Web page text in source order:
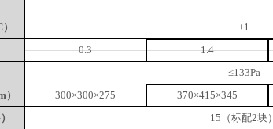
±1
0.3 1.4
≤133Pa
）
300×300×275 370×415×345
15（标配2块）